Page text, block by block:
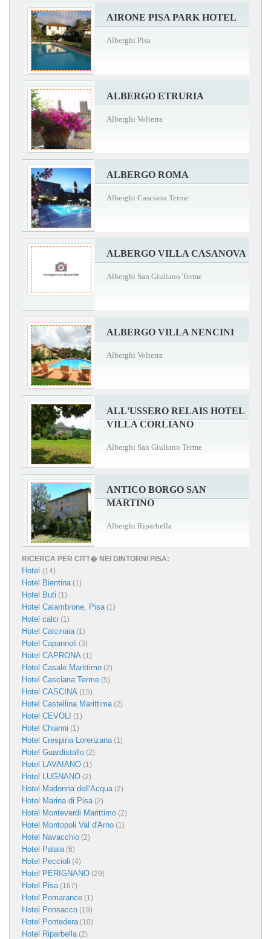
AIRONE PISA PARK HOTEL
Alberghi Pisa
ALBERGO ETRURIA
Alberghi Volterra
ALBERGO ROMA
Alberghi Casciana Terme
ALBERGO VILLA CASANOVA
Alberghi San Giuliano Terme
ALBERGO VILLA NENCINI
Alberghi Volterra
ALL'USSERO RELAIS HOTEL
VILLA CORLIANO
Alberghi San Giuliano Terme
ANTICO BORGO SAN
MARTINO
Alberghi Riparbella
RICERCA PER CITT� NEI DINTORNI PISA:
Hotel (14)
Hotel Bientina(1)
Hotel Buti (1)
Hotel Calambrone, Pisa(1)
Hotel calci (1)
Hotel Calcinaia(1)
Hotel Capannoli (3)
Hotel CAPRONA (1)
Hotel Casale Marittimo (2)
Hotel Casciana Terme (5)
Hotel CASCINA (15)
Hotel Castellina Marittima(2)
Hotel CEVOLI (1)
Hotel Chianni (1)
Hotel Crespina Lorenzana(1)
Hotel Guardistallo (2)
Hotel LAVAIANO (1)
Hotel LUGNANO (2)
Hotel Madonna dell'Acqua(2)
Hotel Marina di Pisa(2)
Hotel Monteverdi Marittimo (2)
Hotel Montopoli Val d'Arno (1)
Hotel Navacchio (2)
Hotel Palaia(6)
Hotel Peccioli (4)
Hotel PERIGNANO (29)
Hotel Pisa(167)
Hotel Pomarance (1)
Hotel Ponsacco (19)
Hotel Pontedera(10)
Hotel Riparbella(2)